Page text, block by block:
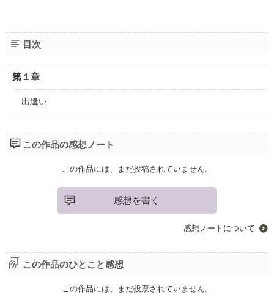
目次
第１章
出逢い
この作品の感想ノート
この作品には、まだ投稿されていません。
感想を書く
感想ノートについて
この作品のひとこと感想
この作品には、まだ投票されていません。